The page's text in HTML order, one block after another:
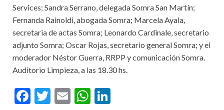
Services; Sandra Serrano, delegada Somra San Martín;
Fernanda Rainoldi, abogada Somra; Marcela Ayala,
secretaria de actas Somra; Leonardo Cardinale, secretario
adjunto Somra; Oscar Rojas, secretario general Somra; y el
moderador Néstor Guerra, RRPP y comunicación Somra.
Auditorio Limpieza, a las 18.30 hs.
F
T
E
W